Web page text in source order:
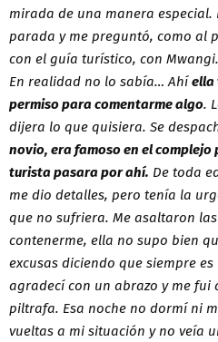
mirada de una manera especial.
parada y me preguntó, como al
con el guía turístico, con
En realidad no lo sabía… Ahíella
permiso para comentarme algo.
dijera lo que quisiera. Se
novio, era famoso en el
turista pasara por ahí. De toda
me dio detalles, pero tenía la
que no sufriera. Me asaltaron
contenerme, ella no supo bien
excusas diciendo que siempre
agradecí con un abrazo y me
piltrafa. Esa noche no dormí ni
vueltas a mi situación y no veía